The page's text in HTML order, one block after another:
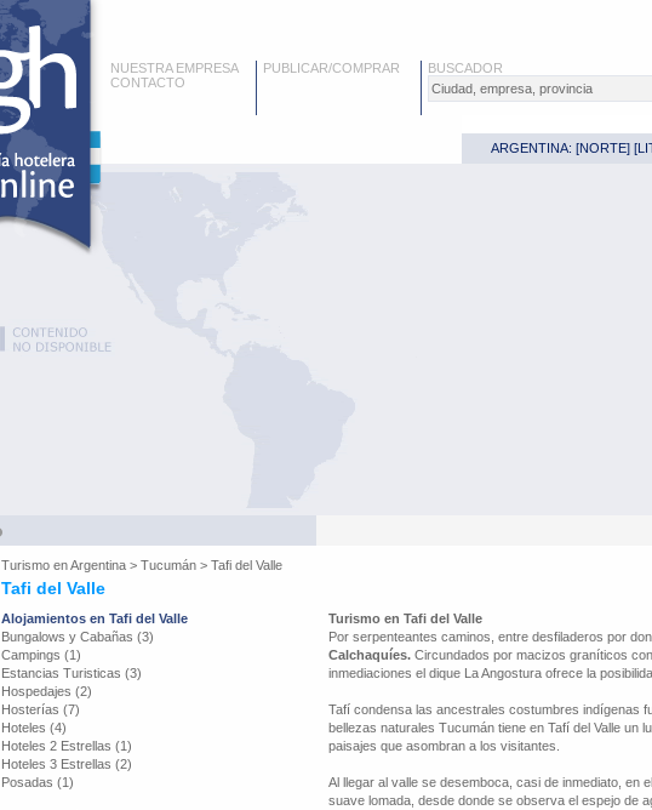
NUESTRA EMPRESA
CONTACTO
PUBLICAR/COMPRAR BUSCADOR
ARGENTINA: [NORTE] [
Turismo enArgentina > Tucumán > Tafi del Valle
Tafi del Valle
Alojamientos en Tafi del Valle
Bungalows y Cabañas (3)
Campings (1)
Estancias Turisticas (3)
Hospedajes (2)
Hosterías (7)
Hoteles (4)
Hoteles 2 Estrellas (1)
Hoteles 3 Estrellas (2)
Posadas (1)
Turismo en Tafi del Valle
Por serpenteantes caminos, entre desfiladeros por
Calchaquíes. Circundados por macizos graníticos
inmediaciones el dique La Angostura ofrece la
Tafí condensa las ancestrales costumbres indígenas
bellezas naturales Tucumán tiene en Tafí del Valle un
paisajes que asombran a los visitantes.
Al llegar al valle se desemboca, casi de inmediato, en
suave lomada, desde donde se observa el espejo de